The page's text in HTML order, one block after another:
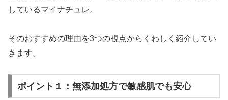
しているマイナチュレ。
そのおすすめの理由を3つの視点からくわしく紹介してい
きます。
ポイント１：無添加処方で敏感肌でも安心